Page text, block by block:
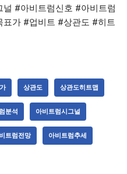
#아비트럼신호 #아비트럼
가 #업비트 #상관도 #히트
상관도 상관도히트맵
분석 아비트럼시그널
트럼전망 아비트럼추세